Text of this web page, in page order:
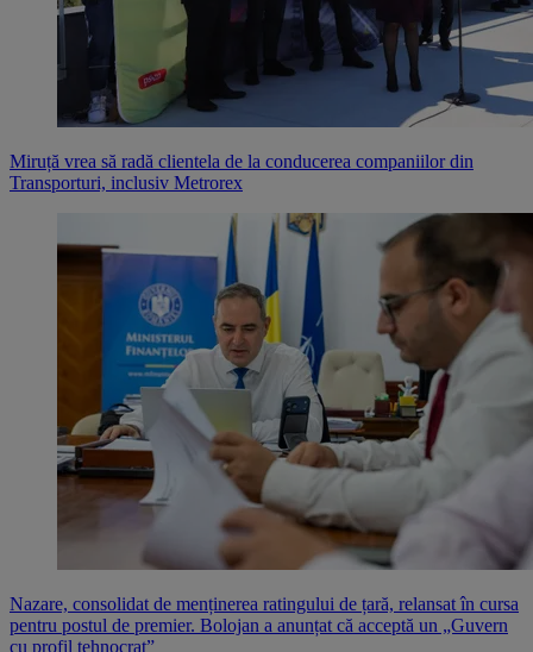
Miruță vrea să radă clientela de la conducerea companiilor din
Transporturi, inclusiv Metrorex
Nazare, consolidat de menținerea ratingului de țară, relansat în cursa
pentru postul de premier. Bolojan a anunțat că acceptă un „Guvern
cu profil tehnocrat”